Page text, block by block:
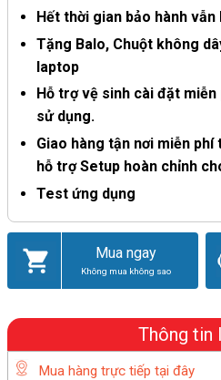
Hết thời gian bảo hành vẫn
Tặng Balo, Chuột không
laptop
Hỗ trợ vệ sinh cài đặt
sử dụng.
Giao hàng tận nơi miễn
hỗ trợ Setup hoàn chỉnh
Test ứng dụng
Mua ngay
Không mua không sao
Thông tin
Mua hàng trực tiếp tại đây